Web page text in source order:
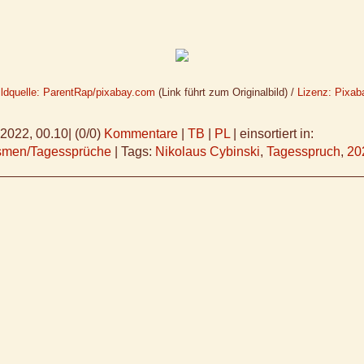
ParentRap/pixabay.com (Link führt zum Originalbild) / Lizenz:
00.10 (0/0) Kommentare TB PL
einsortiert in:
Tagessprüche
Tags: Nikolaus Cybinski, Tagesspruch,